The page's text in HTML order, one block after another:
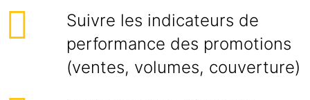
Suivre les indicateurs de
performance des promotions
(ventes, volumes, couverture)